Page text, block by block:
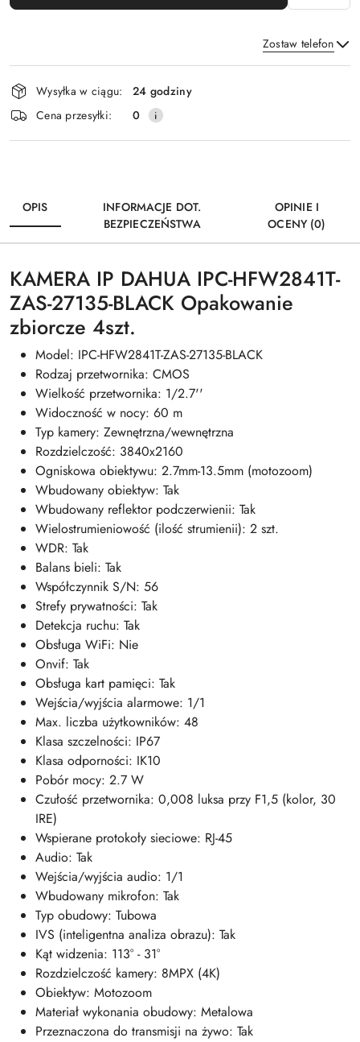
Zostaw telefon
Wyślij
Dostępność
i
dostawa
Wysyłka w ciągu:
24 godziny
Cena przesyłki:
0
OPIS
INFORMACJE DOT.
BEZPIECZEŃSTWA
OPINIE I
OCENY (0)
KAMERA IP DAHUA IPC-HFW2841T-
ZAS-27135-BLACK Opakowanie
zbiorcze 4szt.
Model: IPC-HFW2841T-ZAS-27135-BLACK
Rodzaj przetwornika: CMOS
Wielkość przetwornika: 1/2.7''
Widoczność w nocy: 60 m
Typ kamery: Zewnętrzna/wewnętrzna
Rozdzielczość: 3840x2160
Ogniskowa obiektywu: 2.7mm-13.5mm (motozoom)
Wbudowany obiektyw: Tak
Wbudowany reflektor podczerwienii: Tak
Wielostrumieniowość (ilość strumienii): 2 szt.
WDR: Tak
Balans bieli: Tak
Współczynnik S/N: 56
Strefy prywatności: Tak
Detekcja ruchu: Tak
Obsługa WiFi: Nie
Onvif: Tak
Obsługa kart pamięci: Tak
Wejścia/wyjścia alarmowe: 1/1
Max. liczba użytkowników: 48
Klasa szczelności: IP67
Klasa odporności: IK10
Pobór mocy: 2.7 W
Czułość przetwornika: 0,008 luksa przy F1,5 (kolor, 30
IRE)
Wspierane protokoły sieciowe: RJ-45
Audio: Tak
Wejścia/wyjścia audio: 1/1
Wbudowany mikrofon: Tak
Typ obudowy: Tubowa
IVS (inteligentna analiza obrazu): Tak
Kąt widzenia: 113° - 31°
Rozdzielczość kamery: 8MPX (4K)
Obiektyw: Motozoom
Materiał wykonania obudowy: Metalowa
Przeznaczona do transmisji na żywo: Tak